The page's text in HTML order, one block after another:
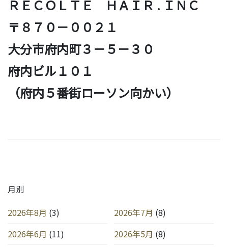
ＲＥＣＯＬＴＥ ＨＡＩＲ . ＩＮＣ
〒８７０－００２１
大分市府内町３－５－３０
府内ビル１０１
（府内５番街ローソン向かい）
月別
2026年8月 (3) 2026年7月 (8)
2026年6月 (11) 2026年5月 (8)